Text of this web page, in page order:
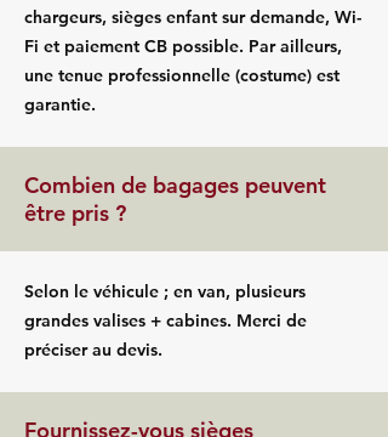
chargeurs, sièges enfant sur demande, Wi-
Fi et paiement CB possible. Par ailleurs,
une tenue professionnelle (costume) est
garantie.
Combien de bagages peuvent
être pris ?
Selon le véhicule ; en van, plusieurs
grandes valises + cabines. Merci de
préciser au devis.
Fournissez-vous sièges